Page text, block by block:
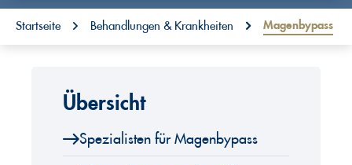
You are here:
Startseite Behandlungen & Krankheiten Magenbypass
Übersicht
Spezialisten für Magenbypass